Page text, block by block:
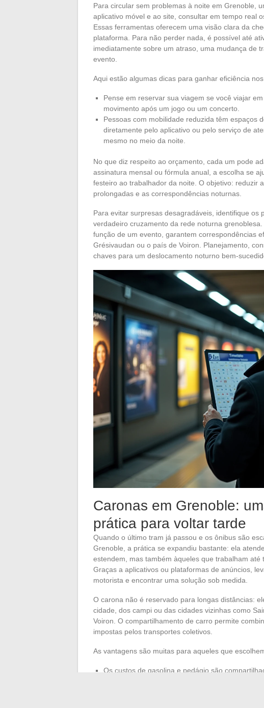
Para circular sem problemas à noite em Grenoble,
aplicativo móvel e ao site, consultar em tempo real
Essas ferramentas oferecem uma visão clara da
plataforma. Para não perder nada, é possível até
imediatamente sobre um atraso, uma mudança de
evento.
Aqui estão algumas dicas para ganhar eficiência
Pense em reservar sua viagem se você viajar
movimento após um jogo ou um concerto.
Pessoas com mobilidade reduzida têm espaços
diretamente pelo aplicativo ou pelo serviço de
mesmo no meio da noite.
No que diz respeito ao orçamento, cada um pode
assinatura mensal ou fórmula anual, a escolha se
festeiro ao trabalhador da noite. O objetivo: reduzir
prolongadas e as correspondências noturnas.
Para evitar surpresas desagradáveis, identifique os
verdadeiro cruzamento da rede noturna
função de um evento, garantem correspondências
Grésivaudan ou o país de Voiron. Planejamento,
chaves para um deslocamento noturno bem-
Caronas em Grenoble:
prática para voltar tarde
Quando o último tram já passou e os ônibus são
Grenoble, a prática se expandiu bastante: ela
estendem, mas também àqueles que trabalham até
Graças a aplicativos ou plataformas de anúncios,
motorista e encontrar uma solução sob medida.
O carona não é reservado para longas distâncias:
cidade, dos campi ou das cidades vizinhas como
Voiron. O compartilhamento de carro permite
impostas pelos transportes coletivos.
As vantagens são muitas para aqueles que
Os custos de gasolina e pedágio são